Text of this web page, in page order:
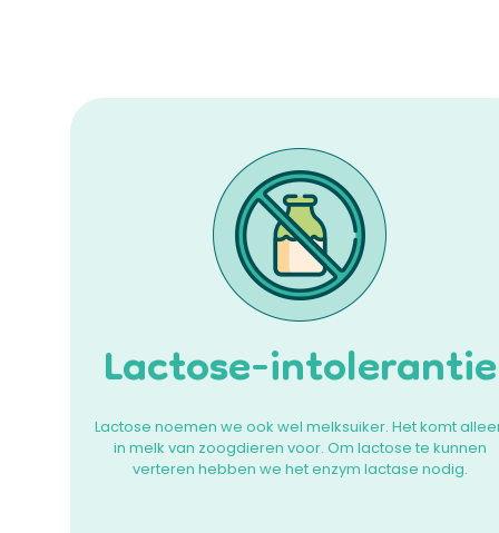
Lactose-intolerantie
Lactose noemen we ook wel melksuiker. Het komt
in melk van zoogdieren voor. Om lactose te kunnen
verteren hebben we het enzym lactase nodig.